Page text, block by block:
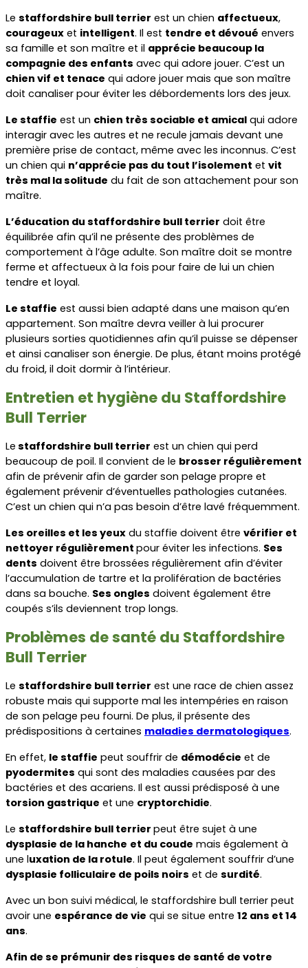
Le staffordshire bull terrier est un chien affectueux
courageux et intelligent. Il est tendre et dévoué envers
sa famille et son maître et il apprécie beaucoup la
compagnie des enfants
chien vif et tenace qui adore jouer mais que son maître
doit canaliser pour éviter les débordements lors des jeux.
Le staffie est un chien très sociable et amical qui adore
interagir avec les autres et ne recule jamais devant une
première prise de contact, même avec les inconnus. C’est
un chien qui n’apprécie pas du tout l’isolement et vit
très mal la solitude du fait de son attachement pour son
maître.
L’éducation du staffordshire bull terrier doit être
équilibrée afin qu’il ne présente des problèmes de
comportement à l’âge adulte. Son maître doit se montre
ferme et affectueux à la fois pour faire de lui un chien
tendre et loyal.
Le staffie est aussi bien adapté dans une maison qu’en
appartement. Son maître devra veiller à lui procurer
plusieurs sorties quotidiennes afin qu’il puisse se dépenser
et ainsi canaliser son énergie. De plus, étant moins protégé
du froid, il doit dormir à l’intérieur.
Entretien et hygiène du Staffordshire
Bull Terrier
Le staffordshire bull terrier est un chien qui perd
beaucoup de poil. Il convient de le brosser régulièrement
afin de prévenir afin de garder son pelage propre et
également prévenir d’éventuelles pathologies cutanées.
C’est un chien qui n’a pas besoin d’être lavé fréquemment.
Les oreilles et les yeux du staffie doivent être vérifier et
nettoyer régulièrement pour éviter les infections. Ses
dents doivent être brossées régulièrement afin d’éviter
l’accumulation de tartre et la prolifération de bactéries
dans sa bouche. Ses ongles doivent également être
coupés s’ils deviennent trop longs.
Problèmes de santé du Staffordshire
Bull Terrier
Le staffordshire bull terrier est une race de chien assez
robuste mais qui supporte mal les intempéries en raison
de son pelage peu fourni. De plus, il présente des
prédispositions à certaines maladies dermatologiques.
En effet, le staffie peut souffrir de démodécie
pyodermites qui sont des maladies causées par des
torsion gastrique et une cryptorchidie.
Le staffordshire bull terrier
dysplasie de la hanche et du coude mais également à
une luxation de la rotule
dysplasie folliculaire de poils noirs et de surdité.
Avec un bon suivi médical, le staffordshire bull terrier peut
avoir une espérance de vie qui se situe entre 12 ans et 14
ans.